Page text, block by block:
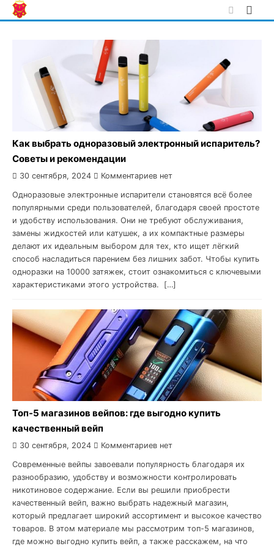
Skip
to
Как выбрать одноразовый электронный испаритель?
Советы и рекомендации
30 сентября, 2024 Комментариев нет
Одноразовые электронные испарители становятся всё более
популярными среди пользователей, благодаря своей простоте
и удобству использования. Они не требуют обслуживания,
замены жидкостей или катушек, а их компактные размеры
делают их идеальным выбором для тех, кто ищет лёгкий
способ насладиться парением без лишних забот. Чтобы купить
одноразки на 10000 затяжек, стоит ознакомиться с ключевыми
характеристиками этого устройства. […]
Топ-5 магазинов вейпов: где выгодно купить
качественный вейп
30 сентября, 2024 Комментариев нет
Современные вейпы завоевали популярность благодаря их
разнообразию, удобству и возможности контролировать
никотиновое содержание. Если вы решили приобрести
качественный вейп, важно выбрать надежный магазин,
который предлагает широкий ассортимент и высокое качество
товаров. В этом материале мы рассмотрим топ-5 магазинов,
где можно выгодно купить вейп, а также расскажем, на что